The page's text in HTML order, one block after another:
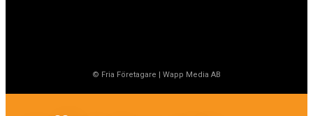
© Fria Företagare | Wapp Media AB